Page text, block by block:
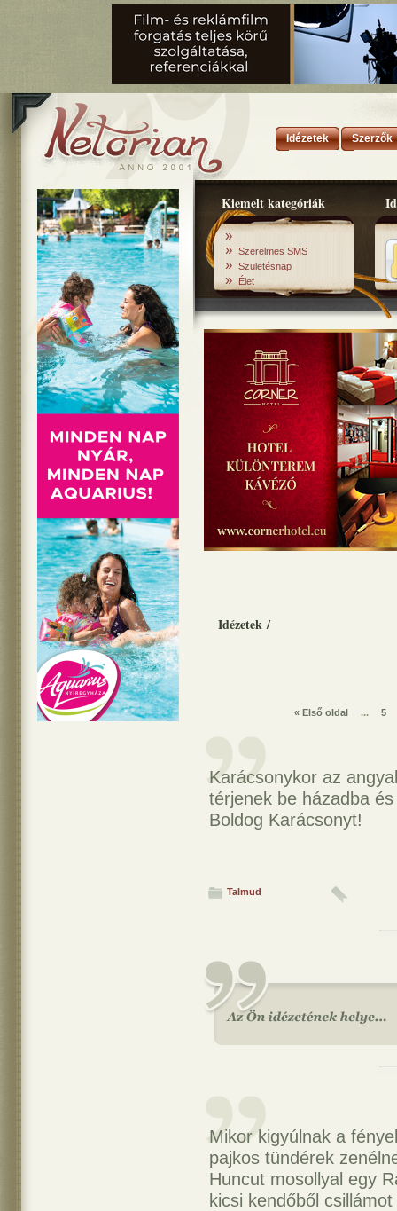
Idézetek Szerzők
Kiemelt kategóriák
»
» Szerelmes SMS
» Születésnap
» Élet
Idézetek /
« Első oldal ... 5
Karácsonykor az
térjenek be házadba
Boldog Karácsonyt!
Talmud
Mikor kigyúlnak a
pajkos tündérek
Huncut mosollyal egy
kicsi kendőből